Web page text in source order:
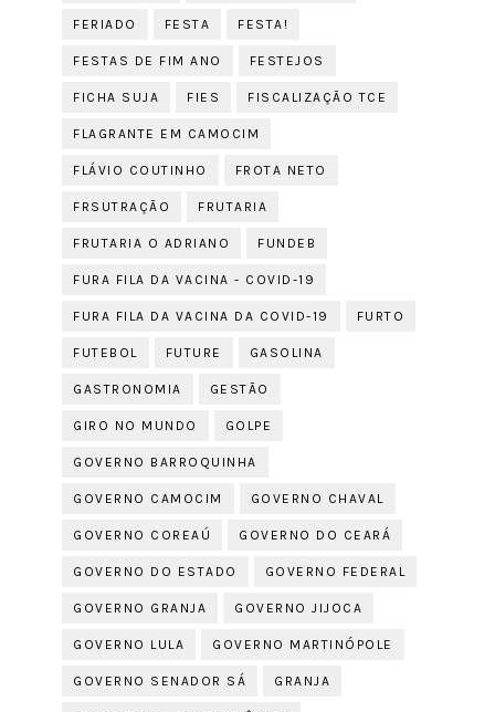
FERIADO FESTA FESTA!
FESTAS DE FIM ANO FESTEJOS
FICHA SUJA FIES FISCALIZAÇÃO TCE
FLAGRANTE EM CAMOCIM
FLÁVIO COUTINHO FROTA NETO
FRSUTRAÇÃO FRUTARIA
FRUTARIA O ADRIANO FUNDEB
FURA FILA DA VACINA - COVID-19
FURA FILA DA VACINA DA COVID-19 FURTO
FUTEBOL FUTURE GASOLINA
GASTRONOMIA GESTÃO
GIRO NO MUNDO GOLPE
GOVERNO BARROQUINHA
GOVERNO CAMOCIM GOVERNO CHAVAL
GOVERNO COREAÚ GOVERNO DO CEARÁ
GOVERNO DO ESTADO GOVERNO FEDERAL
GOVERNO GRANJA GOVERNO JIJOCA
GOVERNO LULA GOVERNO MARTINÓPOLE
GOVERNO SENADOR SÁ GRANJA